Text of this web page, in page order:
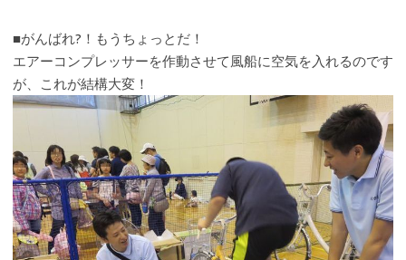
■がんばれ?！もうちょっとだ！
エアーコンプレッサーを作動させて風船に空気を入れるのです
が、これが結構大変！